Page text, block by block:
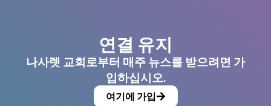
연결 유지
나사렛 교회로부터 매주 뉴스를 받으려면 가
입하십시오.
여기에 가입